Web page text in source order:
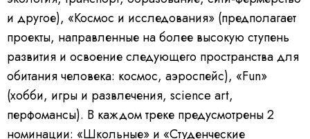
и другое), «Космос и исследования» (предполагает
проекты, направленные на более высокую ступень
развития и освоение следующего пространства для
обитания человека: космос, аэроспейс), «Fun»
(хобби, игры и развлечения, science art,
перфомансы). В каждом треке предусмотрены 2
номинации: «Школьные» и «Студенческие